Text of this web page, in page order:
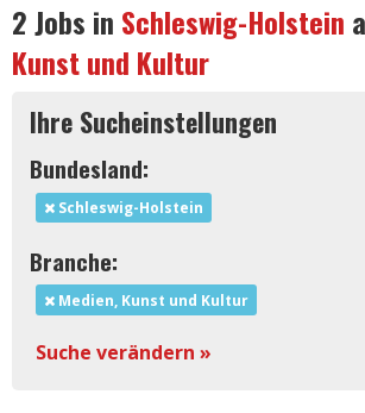
2Jobs in Schleswig-Holstein
Kunst und Kultur
Ihre Sucheinstellungen
Bundesland:
Schleswig-Holstein
Branche:
Medien, Kunst und Kultur
Suche verändern »